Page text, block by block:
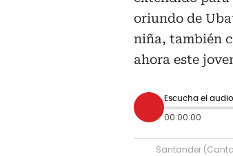
oriundo de
niña, también
ahora este
Escucha el audio
00:00:00
Santander